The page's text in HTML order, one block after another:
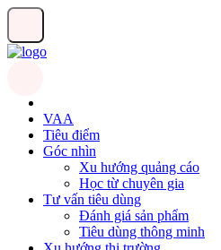
VAA
Tiêu điểm
Góc nhìn
Xu hướng quảng cáo
Học từ chuyên gia
Tư vấn tiêu dùng
Đánh giá sản phẩm
Tiêu dùng thông minh